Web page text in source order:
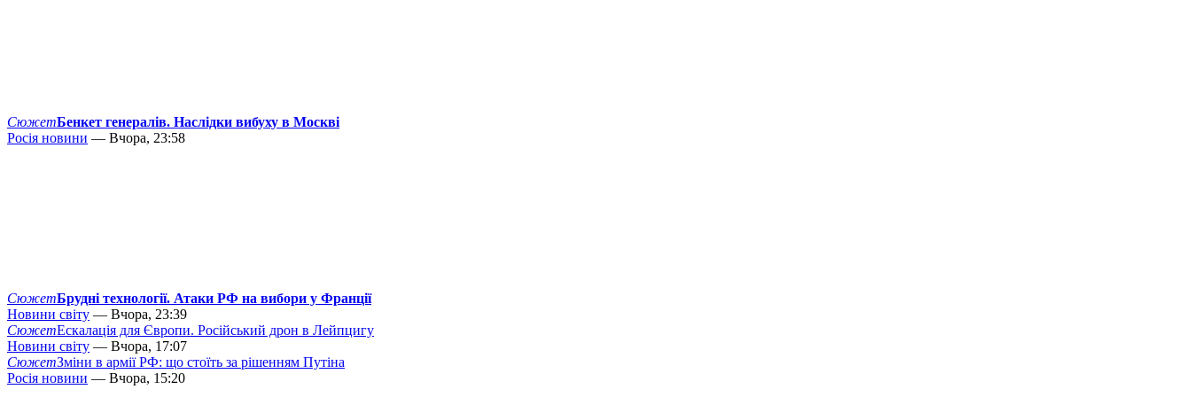
СюжетБенкет генералів. Наслідки вибуху в Москві
Росія новини — Вчора, 23:58
СюжетБрудні технології. Атаки РФ на вибори у Франції
Новини світу — Вчора, 23:39
СюжетЕскалація для Європи. Російський дрон в Лейпцигу
Новини світу — Вчора, 17:07
СюжетЗміни в армії РФ: що стоїть за рішенням Путіна
Росія новини — Вчора, 15:20